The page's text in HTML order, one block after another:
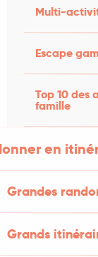
Multi-
Escape
Top 10 des
famille
en
Grandes
Grands